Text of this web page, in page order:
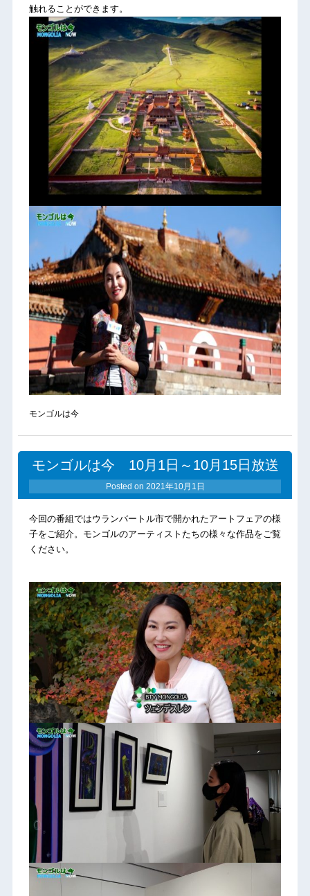
触れることができます。
モンゴルは今
モンゴルは今 10月1日～10月15日放送
Posted on 2021年10月1日
今回の番組ではウランバートル市で開かれたアートフェアの様
子をご紹介。モンゴルのアーティストたちの様々な作品をご覧
ください。